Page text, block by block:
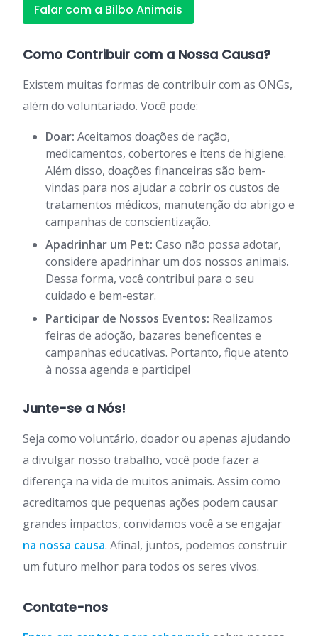
Falar com a Bilbo Animais
Como Contribuir com a Nossa Causa?
Existem muitas formas de contribuir com as ONGs,
além do voluntariado. Você pode:
Doar: Aceitamos doações de ração,
medicamentos, cobertores e itens de higiene.
Além disso, doações financeiras são bem-
vindas para nos ajudar a cobrir os custos de
tratamentos médicos, manutenção do abrigo e
campanhas de conscientização.
Apadrinhar um Pet: Caso não possa adotar,
considere apadrinhar um dos nossos animais.
Dessa forma, você contribui para o seu
cuidado e bem-estar.
Participar de Nossos Eventos: Realizamos
feiras de adoção, bazares beneficentes e
campanhas educativas. Portanto, fique atento
à nossa agenda e participe!
Junte-se a Nós!
Seja como voluntário, doador ou apenas ajudando
a divulgar nosso trabalho, você pode fazer a
diferença na vida de muitos animais. Assim como
acreditamos que pequenas ações podem causar
grandes impactos, convidamos você a se engajar
na nossa causa. Afinal, juntos, podemos construir
um futuro melhor para todos os seres vivos.
Contate-nos